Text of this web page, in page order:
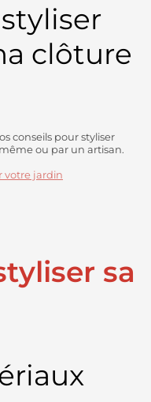
clôture
conseils pour styliser
ou par un artisan.
votre jardin
sa